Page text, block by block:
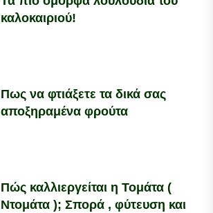
καλοκαιριού!
Πως να φτιάξετε τα δικά σας
αποξηραμένα φρούτα
Πώς καλλιεργείται η Τομάτα (
Ντομάτα ); Σπορά , φύτευση και